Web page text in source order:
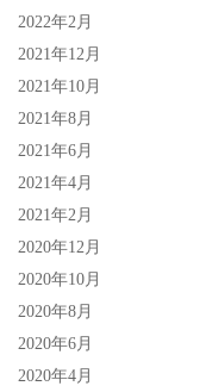
2022年2月
2021年12月
2021年10月
2021年8月
2021年6月
2021年4月
2021年2月
2020年12月
2020年10月
2020年8月
2020年6月
2020年4月